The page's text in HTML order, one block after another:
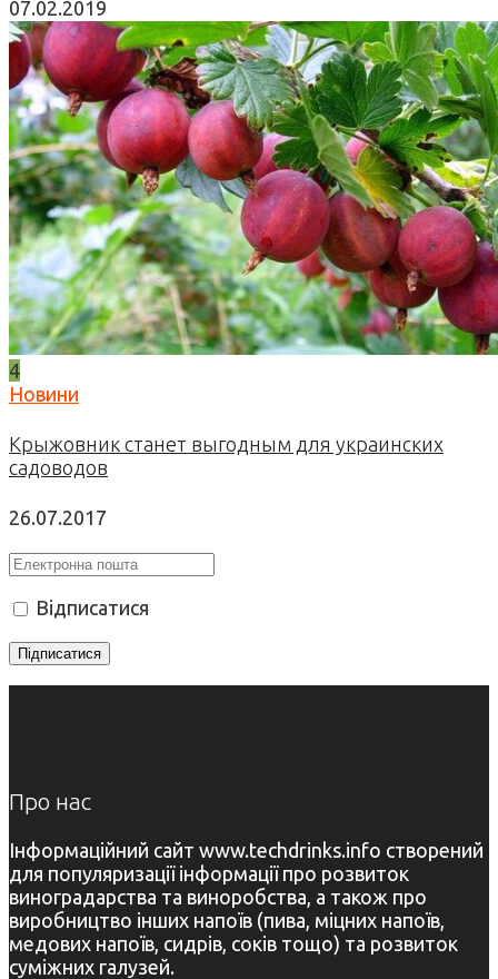
07.02.2019
4
Новини
Крыжовник станет выгодным для украинских
садоводов
26.07.2017
Відписатися
Про нас
Інформаційний сайт www.techdrinks.info створений
для популяризації інформації про розвиток
виноградарства та виноробства, а також про
виробництво інших напоїв (пива, міцних напоїв,
медових напоїв, сидрів, соків тощо) та розвиток
суміжних галузей.